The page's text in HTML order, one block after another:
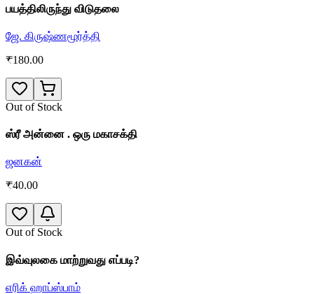
பயத்திலிருந்து விடுதலை
ஜே. கிருஷ்ணமூர்த்தி
₹180.00
Out of Stock
ஸ்ரீ அன்னை . ஒரு மகாசக்தி
ஜனகன்
₹40.00
Out of Stock
இவ்வுலகை மாற்றுவது எப்படி?
எரிக் ஹாப்ஸ்பாம்